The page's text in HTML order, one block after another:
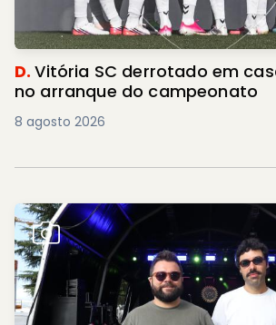
D.Vitória SC derrotado em
no arranque do campeonato
8 agosto 2026